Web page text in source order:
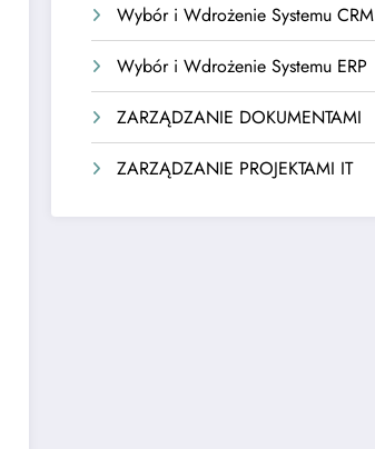
Wybór i Wdrożenie Systemu CRM
Wybór i Wdrożenie Systemu ERP
ZARZĄDZANIE DOKUMENTAMI
ZARZĄDZANIE PROJEKTAMI IT